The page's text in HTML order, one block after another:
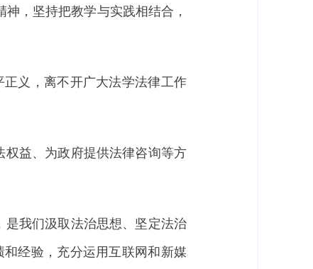
，坚持把教学与实践相结合，
义，离不开广大法学法律工作
益、为政府提供法律咨询等方
我们汲取法治思想、坚定法治
经验，充分运用互联网和新媒